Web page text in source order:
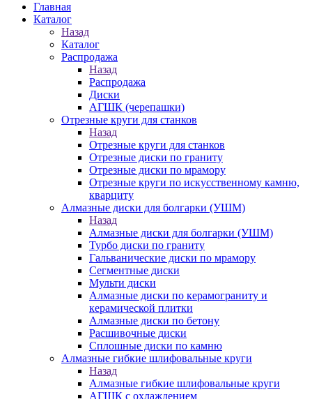
Главная
Каталог
Назад
Каталог
Распродажа
Назад
Распродажа
Диски
АГШК (черепашки)
Отрезные круги для станков
Назад
Отрезные круги для станков
Отрезные диски по граниту
Отрезные диски по мрамору
Отрезные круги по искусственному камню,
кварциту
Алмазные диски для болгарки (УШМ)
Назад
Алмазные диски для болгарки (УШМ)
Турбо диски по граниту
Гальванические диски по мрамору
Сегментные диски
Мульти диски
Алмазные диски по керамограниту и
керамической плитки
Алмазные диски по бетону
Расшивочные диски
Сплошные диски по камню
Алмазные гибкие шлифовальные круги
Назад
Алмазные гибкие шлифовальные круги
АГШК с охлаждением